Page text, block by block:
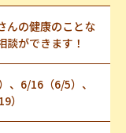
んの健康のことな
談ができます！
、6/16（6/5）、
）